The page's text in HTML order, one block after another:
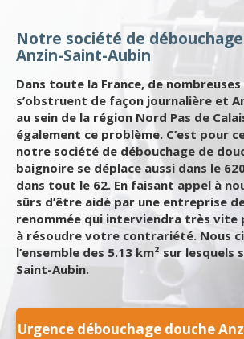
Notre société de
Anzin-Saint-Aubin
Dans toute la France, de
s’obstruent de façon journalière et
au sein de la région Nord Pas de
également ce problème. C’est pour
notre société de débouchage de
baignoire se déplace aussi dans le
dans tout le 62. En faisant appel à
sûrs d’être aidé par une entreprise
renommée qui interviendra très vite
à résoudre votre contrariété. Nous
l’ensemble des 5.13 km² sur lesquels
Saint-Aubin.
Urgence débouchage douche